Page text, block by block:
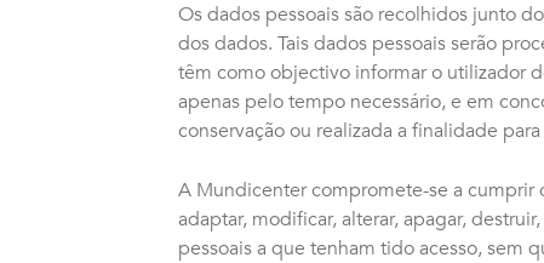
Os dados pessoais são recolhidos junto
dos dados. Tais dados pessoais serão
têm como objectivo informar o utilizador
apenas pelo tempo necessário, e em
conservação ou realizada a finalidade
A Mundicenter compromete-se a cumprir
adaptar, modificar, alterar, apagar,
pessoais a que tenham tido acesso, sem